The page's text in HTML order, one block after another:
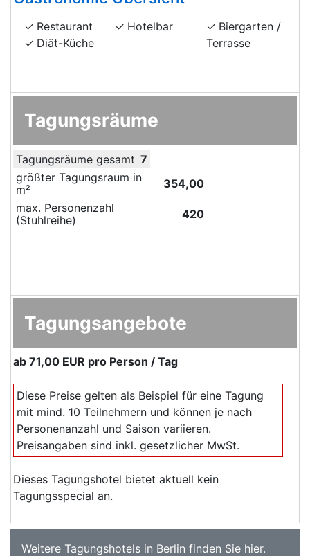
Restaurant
Diät-Küche
Hotelbar
Biergarten /
Terrasse
Tagungsräume
Tagungsräume gesamt 7
größter Tagungsraum in
m²
354,00
max. Personenzahl
(Stuhlreihe)
420
Tagungsangebote
ab 71,00 EUR pro Person / Tag
Diese Preise gelten als Beispiel für eine Tagung
mit mind. 10 Teilnehmern und können je nach
Personenanzahl und Saison variieren.
Preisangaben sind inkl. gesetzlicher MwSt.
Dieses Tagungshotel bietet aktuell kein
Tagungsspecial an.
Weitere Tagungshotels in Berlin finden Sie hier.